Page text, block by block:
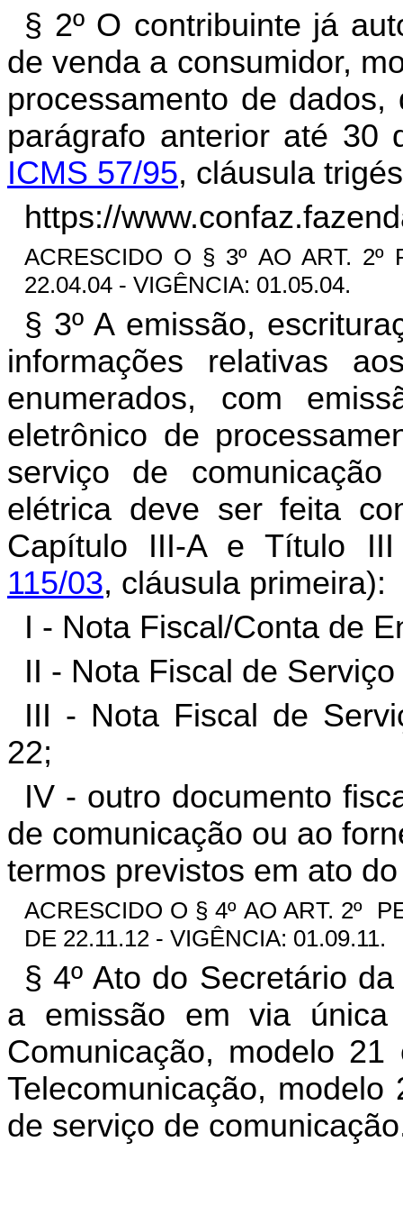
§ 2º O contribuinte já
de venda a consumidor,
processamento de
parágrafo anterior até 30
ICMS 57/95, cláusula
https://
ACRESCIDO O § 3º AO ART. 2º
22.04.04 - VIGÊNCIA: 01.05.04.
§ 3º A emissão,
informações relativas
enumerados, com
eletrônico de
serviço de
elétrica deve ser feita
Capítulo III-A e Título
115/03, cláusula primeira):
I - Nota Fiscal/Conta de
II - Nota Fiscal de
III - Nota Fiscal de
22;
IV - outro documento
de comunicação ou ao
termos previstos em ato
ACRESCIDO O § 4º AO ART. 2º
DE 22.11.12 - VIGÊNCIA: 01.09.11.
§ 4º Ato do Secretário
a emissão em via
Comunicação, modelo
Telecomunicação,
de serviço de